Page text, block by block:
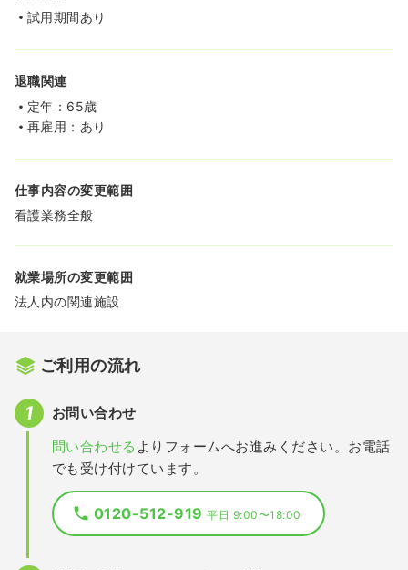
試用期間あり
退職関連
定年：65歳
再雇用：あり
仕事内容の変更範囲
看護業務全般
就業場所の変更範囲
法人内の関連施設
ご利用の流れ
お問い合わせ
問い合わせる よりフォームへお進みください。お電話
でも受け付けています。
0120-512-919平日 9:00〜18:00